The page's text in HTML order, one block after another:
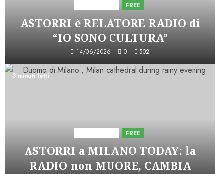
FREE
ASTORRI è RELATORE RADIO di
“IO SONO CULTURA”
14/06/2026 0 502
3 minuti letti
FREE
ASTORRI a MILANO TODAY: la
RADIO non MUORE, CAMBIA